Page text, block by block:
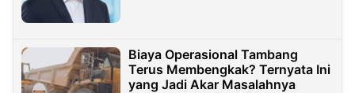
Biaya Operasional Tambang
Terus Membengkak? Ternyata Ini
yang Jadi Akar Masalahnya